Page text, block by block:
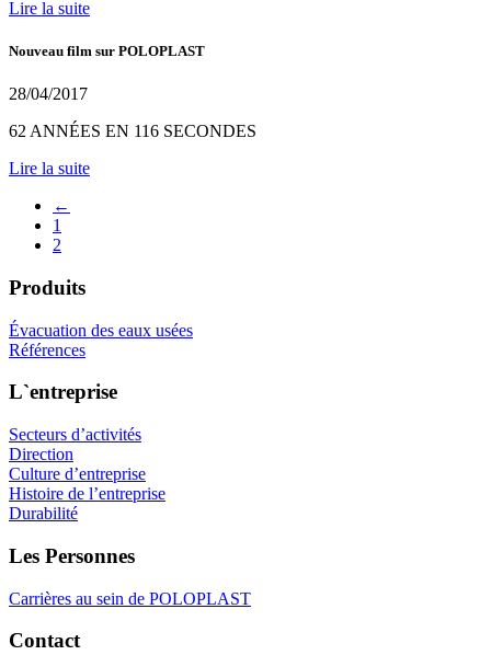
Lire la suite
Nouveau film sur POLOPLAST
28/04/2017
62 ANNÉES EN 116 SECONDES
Lire la suite
←
1
2
Produits
Évacuation des eaux usées
Références
L`entreprise
Secteurs d’activités
Direction
Culture d’entreprise
Histoire de l’entreprise
Durabilité
Les Personnes
Carrières au sein de POLOPLAST
Contact